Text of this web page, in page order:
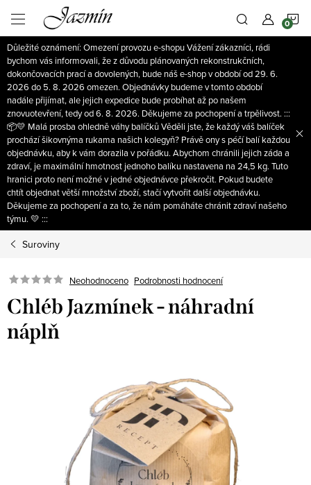
obsah
Důležité oznámení: Omezení provozu e-shopu Vážení zákazníci, rádi
bychom vás informovali, že z důvodu plánovaných rekonstrukčních,
dokončovacích prací a dovolených, bude náš e-shop v období od 29. 6.
2026 do 5. 8. 2026 omezen. Objednávky budeme v tomto období
nadále přijímat, ale jejich expedice bude probíhat až po našem
znovuotevření, tedy od 6. 8. 2026. Děkujeme za pochopení a trpělivost. :::
📦💛 Malá prosba ohledně váhy balíčků Věděli jste, že každý váš balíček
prochází šikovnýma rukama našich kolegyň? Právě ony s péčí balí každou
objednávku, aby k vám dorazila v pořádku. Abychom chránili jejich záda a
zdraví, je maximální hmotnost jednoho balíku nastavena na 24,5 kg. Tuto
hranici proto není možné v jedné objednávce překročit. Pokud budete
chtít objednat větší množství zboží, stačí vytvořit další objednávku.
Děkujeme za pochopení a za to, že nám pomáháte chránit zdraví našeho
týmu. 💛 :::
Suroviny
Neohodnoceno Podrobnosti hodnocení
Chléb Jazmínek - náhradní
náplň